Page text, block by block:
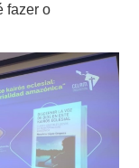
fazer o